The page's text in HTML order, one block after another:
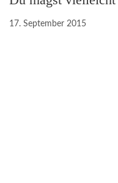
17. September 2015